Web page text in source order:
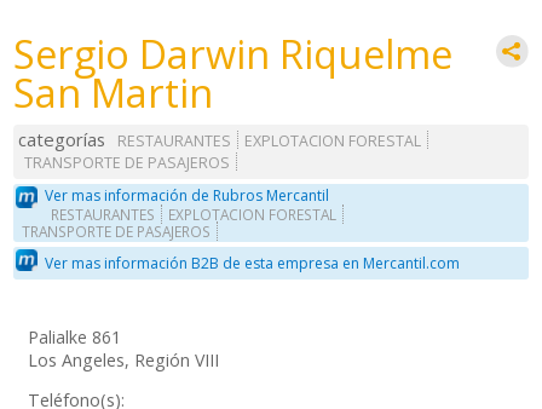
Sergio Darwin Riquelme
San Martin
categorías RESTAURANTES
EXPLOTACION FORESTAL
TRANSPORTE DE PASAJEROS
Ver mas información de Rubros Mercantil
RESTAURANTES
EXPLOTACION FORESTAL
TRANSPORTE DE PASAJEROS
Ver mas información B2B de esta empresa en Mercantil.com
Palialke 861
Los Angeles, Región VIII
Teléfono(s):